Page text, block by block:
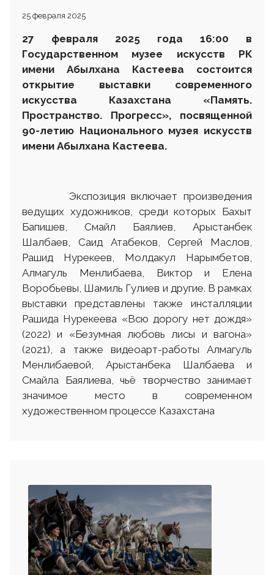
25 февраля 2025
27 февраля 2025 года 16:00 в
Государственном музее искусств РК
имени Абылхана Кастеева состоится
открытие выставки современного
искусства Казахстана «Память.
Пространство. Прогресс», посвященной
90-летию Национального музея искусств
имени Абылхана Кастеева.
Экспозиция включает произведения
ведущих художников, среди которых Бахыт
Бапишев, Смайл Баялиев, Арыстанбек
Шалбаев, Саид Атабеков, Сергей Маслов,
Рашид Нурекеев, Молдакул Нарымбетов,
Алмагуль Менлибаева, Виктор и Елена
Воробьевы, Шамиль Гулиев и другие. В рамках
выставки представлены также инсталляции
Рашида Нурекеева «Всю дорогу нет дождя»
(2022) и «Безумная любовь лисы и вагона»
(2021), а также видеоарт-работы Алмагуль
Менлибаевой, Арыстанбека Шалбаева и
Смайла Баялиева, чьё творчество занимает
значимое место в современном
художественном процессе Казахстана